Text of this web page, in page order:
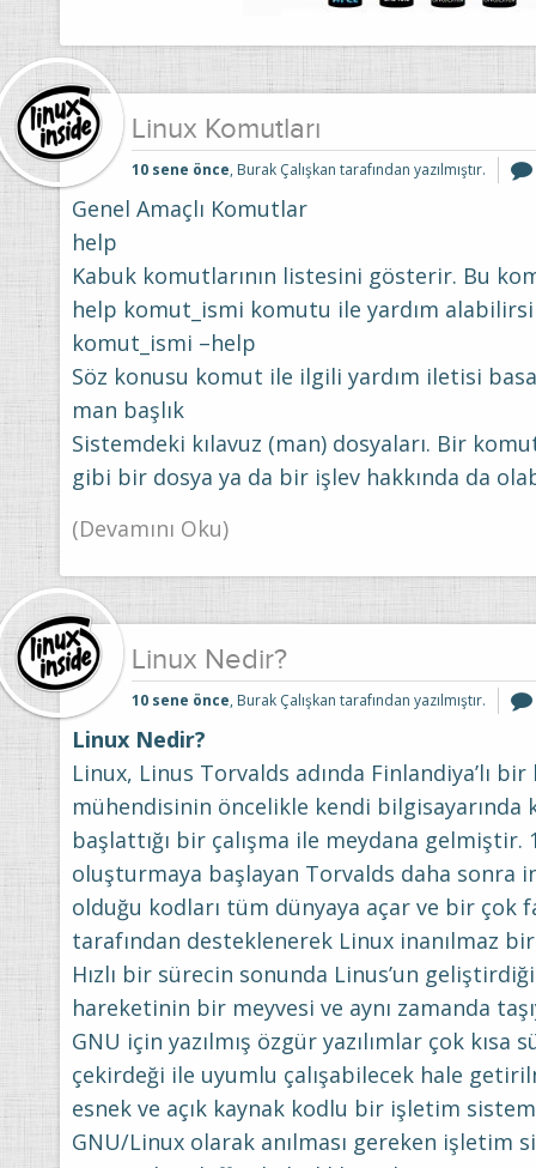
Linux Komutları
10 sene önce, Burak Çalışkan tarafından yazılmıştır.
Genel Amaçlı Komutlar
help
Kabuk komutlarının listesini gösterir. Bu
help komut_ismi komutu ile yardım
komut_ismi –help
Söz konusu komut ile ilgili yardım iletisi
man başlık
Sistemdeki kılavuz (man) dosyaları. Bir
gibi bir dosya ya da bir işlev hakkında da
(Devamını Oku)
Linux Nedir?
10 sene önce, Burak Çalışkan tarafından yazılmıştır.
Linux Nedir?
Linux, Linus Torvalds adında Finlandiya’lı
mühendisinin öncelikle kendi bilgisayarında
başlattığı bir çalışma ile meydana gelmiştir.
oluşturmaya başlayan Torvalds daha sonra
olduğu kodları tüm dünyaya açar ve bir çok
tarafından desteklenerek Linux inanılmaz bir
Hızlı bir sürecin sonunda Linus’un
hareketinin bir meyvesi ve aynı zamanda
GNU için yazılmış özgür yazılımlar çok kısa
çekirdeği ile uyumlu çalışabilecek hale
esnek ve açık kaynak kodlu bir işletim sistemi
GNU/Linux olarak anılması gereken işletim